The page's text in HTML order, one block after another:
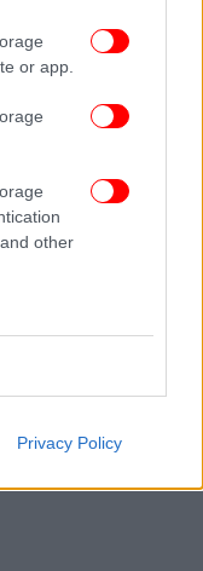
or app.
other
Privacy Policy
θα μπορούν